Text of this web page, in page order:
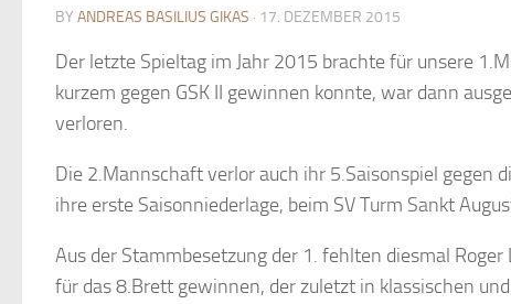
BY ANDREAS BASILIUS GIKAS · 17. DEZEMBER 2015
Der letzte Spieltag im Jahr 2015 brachte für unsere
kurzem gegen GSK II gewinnen konnte, war dann
verloren.
Die 2.Mannschaft verlor auch ihr 5.Saisonspiel gegen
ihre erste Saisonniederlage, beim SV Turm Sankt
Aus der Stammbesetzung der 1. fehlten diesmal
für das 8.Brett gewinnen, der zuletzt in klassischen